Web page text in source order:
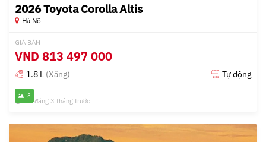
3
2026 Toyota Corolla Altis
Hà Nội
GIÁ BÁN
VND 813 497 000
1.8 L (Xăng) Tự động
Đã đăng 3 tháng trước